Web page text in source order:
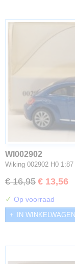
WI002902
Wiking 002902 H0
€ 16,95 € 13,56
✓ Op voorraad
IN WINKELWAGEN